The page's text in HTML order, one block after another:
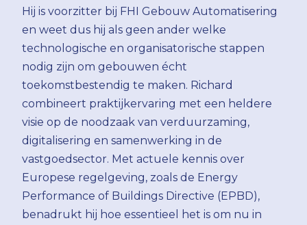
Hij is voorzitter bij FHI Gebouw Automatisering
en weet dus hij als geen ander welke
technologische en organisatorische stappen
nodig zijn om gebouwen écht
toekomstbestendig te maken. Richard
combineert praktijkervaring met een heldere
visie op de noodzaak van verduurzaming,
digitalisering en samenwerking in de
vastgoedsector. Met actuele kennis over
Europese regelgeving, zoals de Energy
Performance of Buildings Directive (EPBD),
benadrukt hij hoe essentieel het is om nu in